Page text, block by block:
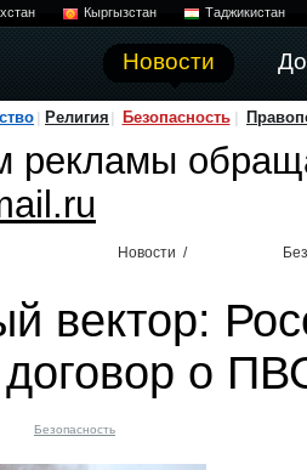
Кыргызстан Таджикистан
Новости
Религия Безопасность
рекламы
Новости /
вектор:
о
Безопасность